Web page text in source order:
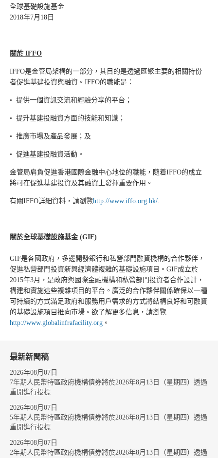
全球基礎設施基金
2018年7月18日
關於 IFFO
IFFO是金管局架構的一部分，其目的是透過匯聚主要的相關持份
者促進基建投資與融資。IFFO的職能是：
• 提供一個資訊交流和經驗分享的平台；
• 提升基建投融資方面的技能和知識；
• 推廣市場及產品發展；及
• 促進基建投融資活動。
金管局肩負促進香港國際金融中心地位的職能，隨着IFFO的成立
將可在促進基建投資及其融資上發揮重要作用。
有關IFFO詳細資料，請瀏覽http://www.iffo.org.hk/.
關於全球基礎設施基金 (GIF)
GIF是各國政府，多邊開發銀行和私營部門融資機構的合作夥伴，
促進私營部門投資新興經濟體複雜的基礎設施項目。GIF成立於
2015年3月，是政府與國際金融機構和私營部門投資者合作設計，
構建和實施這些複雜項目的平台。廣泛的合作夥伴關係確保以一種
可持續的方式滿足政府和服務用戶需求的方式將結構良好和可融資
的基礎設施項目推向市場。欲了解更多信息，請瀏覽
http://www.globalinfrafacility.org 。
最新新聞稿
2026年08月07日
7年期人民幣特區政府機構債券將於2026年8月13日（星期四）透過
重開進行投標
2026年08月07日
5年期人民幣特區政府機構債券將於2026年8月13日（星期四）透過
重開進行投標
2026年08月07日
2年期人民幣特區政府機構債券將於2026年8月13日（星期四）透過